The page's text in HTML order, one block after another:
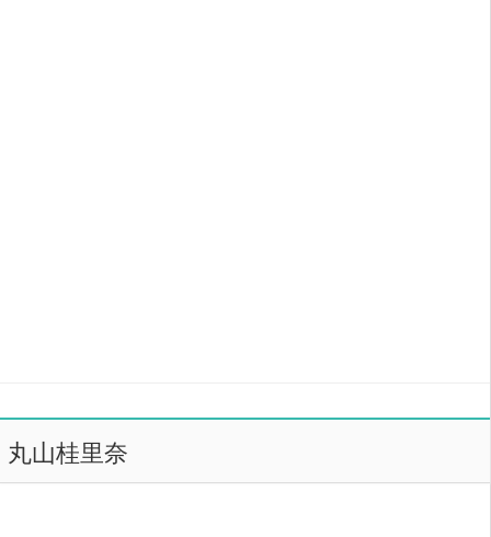
丸山桂里奈